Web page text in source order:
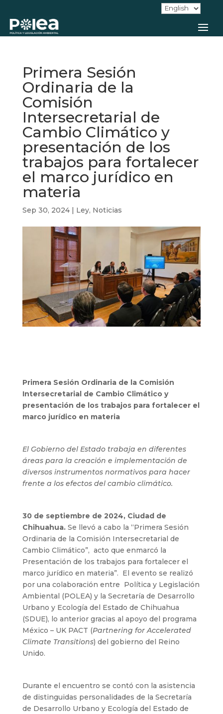
Primera Sesión
Ordinaria de la
Comisión
Intersecretarial de
Cambio Climático y
presentación de los
trabajos para fortalecer
el marco jurídico en
materia
Sep 30, 2024| Ley, Noticias
Primera Sesión Ordinaria de la Comisión
Intersecretarial de Cambio Climático y
presentación de los trabajos para fortalecer el
marco jurídico en materia
El Gobierno del Estado trabaja en diferentes
áreas para la creación e implementación de
diversos instrumentos normativos para hacer
frente a los efectos del cambio climático.
30 de septiembre de 2024, Ciudad de
Chihuahua.Se llevó a cabo la “Primera Sesión
Ordinaria de la Comisión Intersecretarial de
Cambio Climático”, acto que enmarcó la
Presentación de los trabajos para fortalecer el
marco jurídico en materia”. El evento se realizó
por una colaboración entre Política y Legislación
Ambiental (POLEA) y la Secretaría de Desarrollo
Urbano y Ecología del Estado de Chihuahua
(SDUE), lo anterior gracias al apoyo del programa
México – UK PACT (Partnering for Accelerated
Climate Transitions) del gobierno del Reino
Unido.
Durante el encuentro se contó con la asistencia
de distinguidas personalidades de la Secretaría
de Desarrollo Urbano y Ecología del Estado de